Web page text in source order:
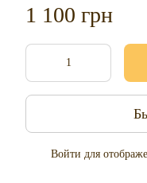
1 100 грн
Войти для